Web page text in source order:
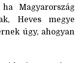
Magyarország
Heves megye
úgy, ahogyan